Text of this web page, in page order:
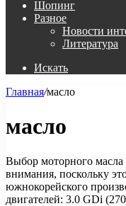
Шопинг
Разное
Новости
Литература
Искать
Главная/масло
масло
Выбор моторного масла
внимания, поскольку
южнокорейского
двигателей: 3.0 GDi